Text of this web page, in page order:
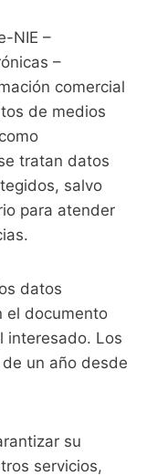
NIE –
–
comercial
de medios
tratan datos
salvo
para atender
datos
el documento
interesado. Los
un año desde
su
servicios,